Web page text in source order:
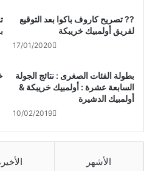
?? تصريح كاروف باكوا بعد التوقيع
لفريق أولمبيك خريبكة
17/01/2020
بطولة الفئات الصغرى : نتائج الجولة
السابعة عشرة : أولمبيك خريبكة &
أولمبيك الدشيرة
10/02/2019
الأشهر